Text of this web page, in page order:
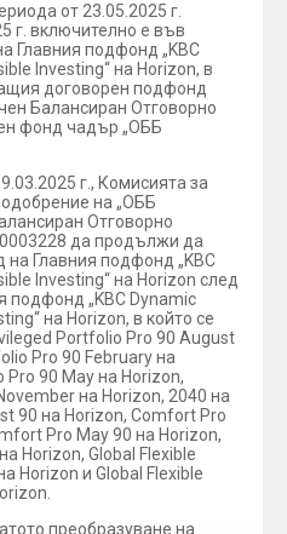
от 23.05.2025 г.
г. включително е във
Главния подфонд „KBC
Investing“ на Horizon, в
договорен подфонд
Балансиран Отговорно
фонд чадър „ОББ
г., Комисията за
на „ОББ
Отговорно
да продължи да
Главния подфонд „KBC
Investing“ на Horizon след
подфонд „KBC Dynamic
на Horizon, в който се
Portfolio Pro 90 August
Pro 90 February на
90 May на Horizon,
на Horizon, 2040 на
90 на Horizon, Comfort Pro
Pro May 90 на Horizon,
Horizon, Global Flexible
Horizon и Global Flexible
преобразуване на